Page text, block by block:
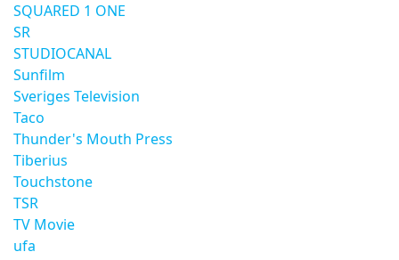
SQUARED 1 ONE
SR
STUDIOCANAL
Sunfilm
Sveriges Television
Taco
Thunder's Mouth Press
Tiberius
Touchstone
TSR
TV Movie
ufa